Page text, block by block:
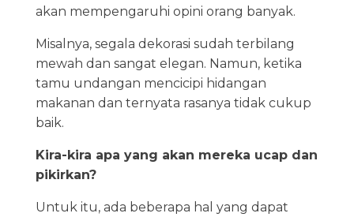
akan mempengaruhi opini orang banyak.
Misalnya, segala dekorasi sudah terbilang
mewah dan sangat elegan. Namun, ketika
tamu undangan mencicipi hidangan
makanan dan ternyata rasanya tidak cukup
baik.
Kira-kira apa yang akan mereka ucap dan
pikirkan?
Untuk itu, ada beberapa hal yang dapat